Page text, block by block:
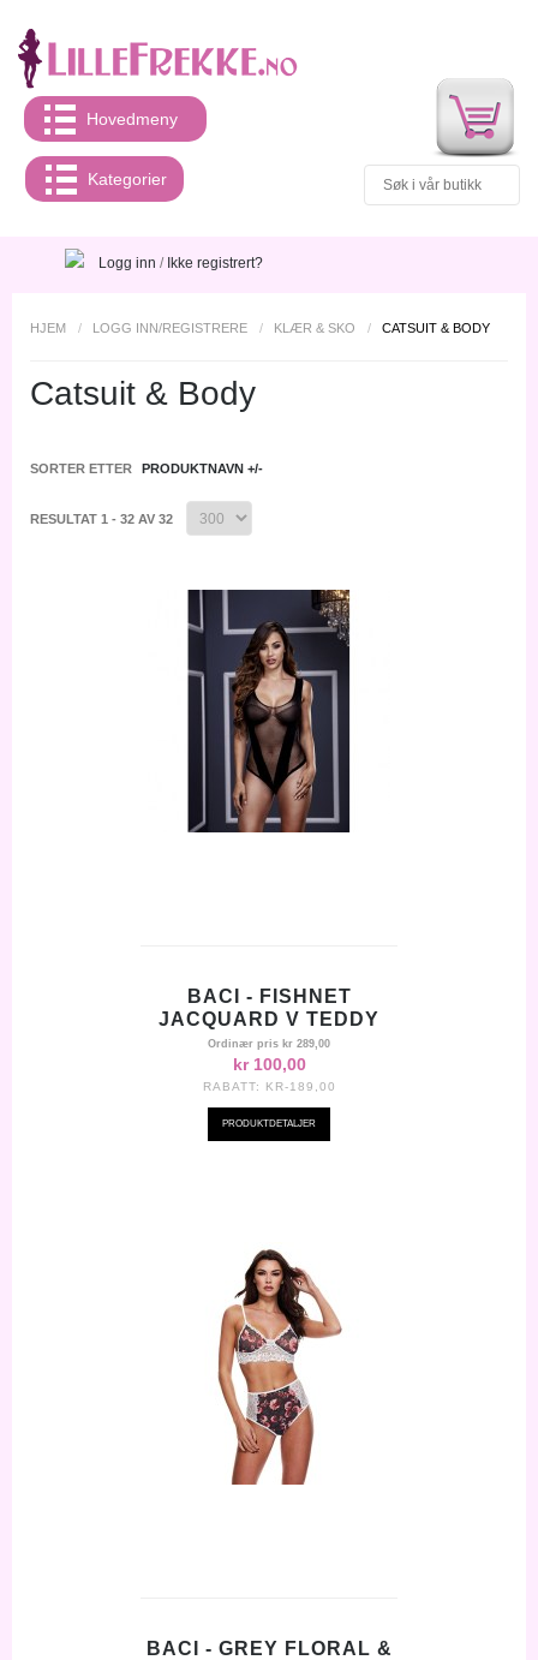
Hovedmeny
Kategorier
Logg inn / Ikke registrert?
HJEM / LOGG INN/REGISTRERE / KLÆR & SKO / CATSUIT & BODY
Catsuit & Body
SORTER ETTER PRODUKTNAVN +/-
RESULTAT 1 - 32 AV 32
BACI - FISHNET
JACQUARD V TEDDY
Ordinær pris kr 289,00
kr 100,00
RABATT: KR-189,00
PRODUKTDETALJER
BACI - GREY FLORAL &